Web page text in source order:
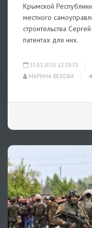
Крымской
местного
строительства
патентах для них.
15.01.2015 12:28:33
МАРИНА БЕЛОВА